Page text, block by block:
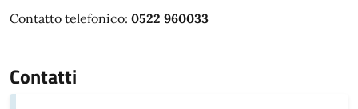
Contatto telefonico: 0522 960033
Contatti